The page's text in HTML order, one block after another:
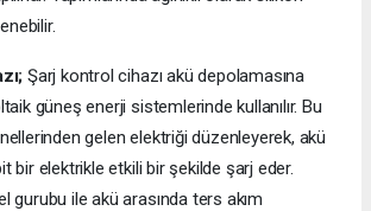
Şarj kontrol cihazı akü depolamasına
güneş enerji sistemlerinde kullanılır. Bu
gelen elektriği düzenleyerek, akü
bir elektrikle etkili bir şekilde şarj eder.
gurubu ile akü arasında ters akım